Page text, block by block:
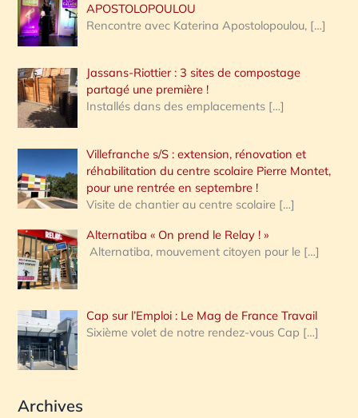
APOSTOLOPOULOU
Rencontre avec Katerina Apostolopoulou, […]
Jassans-Riottier : 3 sites de compostage
partagé une première !
Installés dans des emplacements […]
Villefranche s/S : extension, rénovation et
réhabilitation du centre scolaire Pierre Montet,
pour une rentrée en septembre !
Visite de chantier au centre scolaire […]
Alternatiba « On prend le Relay ! »
Alternatiba, mouvement citoyen pour le […]
Cap sur l’Emploi : Le Mag de France Travail
Sixième volet de notre rendez-vous Cap […]
Archives